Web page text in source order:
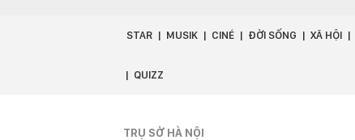
STAR MUSIK CINÉ ĐỜI SỐNG XÃ HỘI
QUIZZ
TRỤ SỞ HÀ NỘI